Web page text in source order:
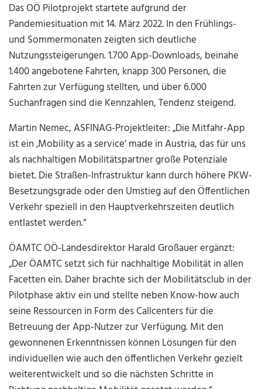
Das OÖ Pilotprojekt startete aufgrund der
Pandemiesituation mit 14. März 2022. In den Frühlings-
und Sommermonaten zeigten sich deutliche
Nutzungssteigerungen. 1.700 App-Downloads, beinahe
1.400 angebotene Fahrten, knapp 300 Personen, die
Fahrten zur Verfügung stellten, und über 6.000
Suchanfragen sind die Kennzahlen, Tendenz steigend.
Martin Nemec, ASFINAG-Projektleiter: „Die Mitfahr-App
ist ein ‚Mobility as a service‘ made in Austria, das für uns
als nachhaltigen Mobilitätspartner große Potenziale
bietet. Die Straßen-Infrastruktur kann durch höhere PKW-
Besetzungsgrade oder den Umstieg auf den Öffentlichen
Verkehr speziell in den Hauptverkehrszeiten deutlich
entlastet werden.“
ÖAMTC OÖ-Landesdirektor Harald Großauer ergänzt:
„Der ÖAMTC setzt sich für nachhaltige Mobilität in allen
Facetten ein. Daher brachte sich der Mobilitätsclub in der
Pilotphase aktiv ein und stellte neben Know-how auch
seine Ressourcen in Form des Callcenters für die
Betreuung der App-Nutzer zur Verfügung. Mit den
gewonnenen Erkenntnissen können Lösungen für den
individuellen wie auch den öffentlichen Verkehr gezielt
weiterentwickelt und so die nächsten Schritte in